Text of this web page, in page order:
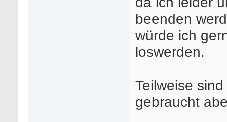
beenden
würde ich
loswerden.
Teilweise
gebraucht